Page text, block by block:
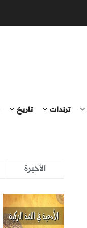
ترندات تاريخ
الأخيرة